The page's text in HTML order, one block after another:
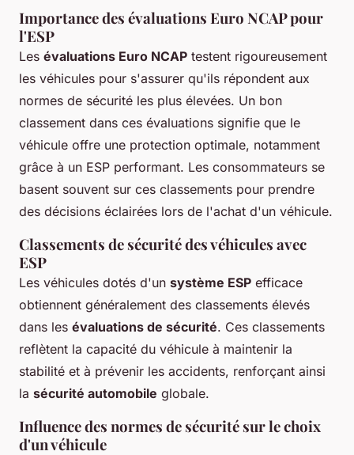
Importance des évaluations Euro NCAP pour
l'ESP
Les évaluations Euro NCAP testent rigoureusement
les véhicules pour s'assurer qu'ils répondent aux
normes de sécurité les plus élevées. Un bon
classement dans ces évaluations signifie que le
véhicule offre une protection optimale, notamment
grâce à un ESP performant. Les consommateurs se
basent souvent sur ces classements pour prendre
des décisions éclairées lors de l'achat d'un véhicule.
Classements de sécurité des véhicules avec
ESP
Les véhicules dotés d'un système ESP efficace
obtiennent généralement des classements élevés
dans les évaluations de sécurité. Ces classements
reflètent la capacité du véhicule à maintenir la
stabilité et à prévenir les accidents, renforçant ainsi
la sécurité automobile globale.
Influence des normes de sécurité sur le choix
d'un véhicule